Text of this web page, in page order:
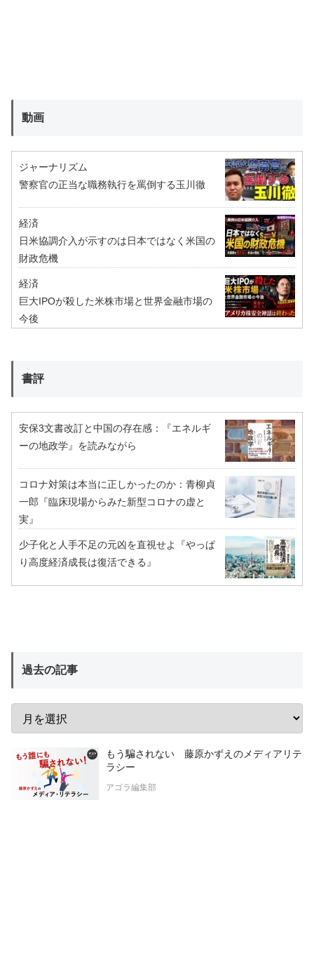
動画
ジャーナリズム
警察官の正当な職務執行を罵倒する玉川徹
経済
日米協調介入が示すのは日本ではなく米国の
財政危機
経済
巨大IPOが殺した米株市場と世界金融市場の
今後
書評
安保3文書改訂と中国の存在感：『エネルギ
ーの地政学』を読みながら
コロナ対策は本当に正しかったのか：青柳貞
一郎『臨床現場からみた新型コロナの虚と
実』
少子化と人手不足の元凶を直視せよ『やっぱ
り高度経済成長は復活できる』
過去の記事
もう騙されない 藤原かずえのメディアリテ
ラシー
アゴラ編集部